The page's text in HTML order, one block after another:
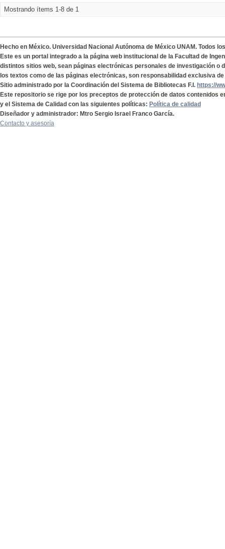
Mostrando ítems 1-8 de 1
Hecho en México. Universidad Nacional Autónoma de México UNAM. Todos
Este es un portal integrado a la página web institucional de la Facultad de
distintos sitios web, sean páginas electrónicas personales de investigación o
los textos como de las páginas electrónicas, son responsabilidad exclusiva
Sitio administrado por la Coordinación del Sistema de Bibliotecas F.I. https://
Este repositorio se rige por los preceptos de protección de datos contenidos
y el Sistema de Calidad con las siguientes políticas: Política de calidad
Diseñador y administrador: Mtro Sergio Israel Franco García.
Contacto y asesoría